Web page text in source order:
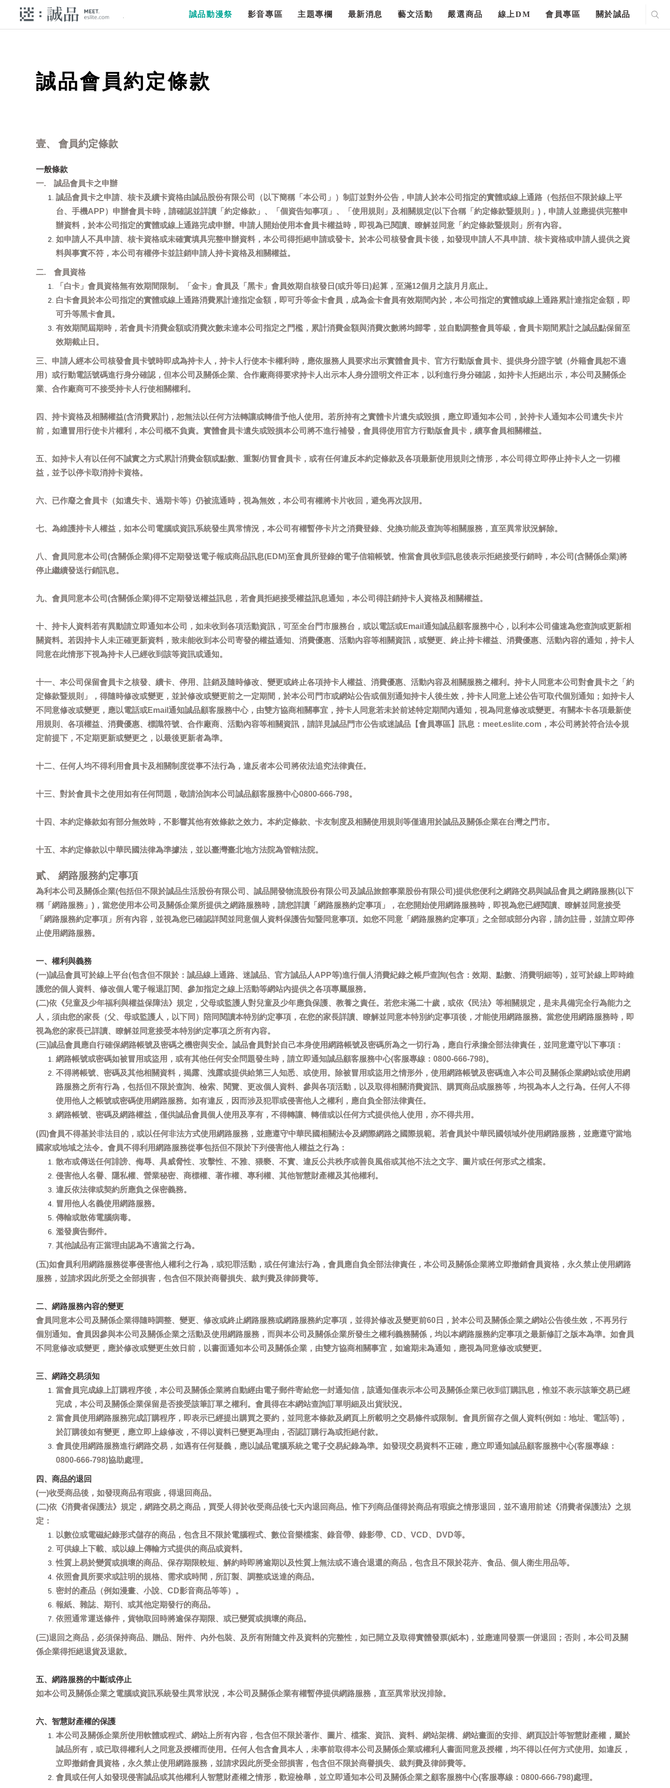
誠品動漫祭 影音專區 主題專欄 最新消息 藝文活動 嚴選商品 線上DM 會員專區 關於誠品
誠品會員約定條款
壹、 會員約定條款
一般條款
一. 誠品會員卡之申辦
誠品會員卡之申請、核卡及續卡資格由誠品股份有限公司（以下簡稱「本公司」）制訂並對外公告，申請人於本公司指定的實體或線上通路（包括但不限於線上平
台、手機APP）申辦會員卡時，請確認並詳讀「約定條款」、「個資告知事項」、「使用規則」及相關規定(以下合稱「約定條款暨規則」)，申請人並應提供完整申
辦資料，於本公司指定的實體或線上通路完成申辦。申請人開始使用本會員卡權益時，即視為已閱讀、瞭解並同意「約定條款暨規則」所有內容。
如申請人不具申請、核卡資格或未確實填具完整申辦資料，本公司得拒絕申請或發卡。於本公司核發會員卡後，如發現申請人不具申請、核卡資格或申請人提供之資
料與事實不符，本公司有權停卡並註銷申請人持卡資格及相關權益。
二. 會員資格
「白卡」會員資格無有效期間限制。「金卡」會員及「黑卡」會員效期自核發日(或升等日)起算，至滿12個月之該月月底止。
白卡會員於本公司指定的實體或線上通路消費累計達指定金額，即可升等金卡會員，成為金卡會員有效期間內於，本公司指定的實體或線上通路累計達指定金額，即
可升等黑卡會員。
有效期間屆期時，若會員卡消費金額或消費次數未達本公司指定之門檻，累計消費金額與消費次數將均歸零，並自動調整會員等級，會員卡期間累計之誠品點保留至
效期截止日。
三、申請人經本公司核發會員卡號時即成為持卡人，持卡人行使本卡權利時，應依服務人員要求出示實體會員卡、官方行動版會員卡、提供身分證字號（外籍會員恕不適
用）或行動電話號碼進行身分確認，但本公司及關係企業、合作廠商得要求持卡人出示本人身分證明文件正本，以利進行身分確認，如持卡人拒絕出示，本公司及關係企
業、合作廠商可不接受持卡人行使相關權利。
四、持卡資格及相關權益(含消費累計)，恕無法以任何方法轉讓或轉借予他人使用。若所持有之實體卡片遺失或毀損，應立即通知本公司，於持卡人通知本公司遺失卡片
前，如遭冒用行使卡片權利，本公司概不負責。實體會員卡遺失或毀損本公司將不進行補發，會員得使用官方行動版會員卡，續享會員相關權益。
五、如持卡人有以任何不誠實之方式累計消費金額或點數、重製/仿冒會員卡，或有任何違反本約定條款及各項最新使用規則之情形，本公司得立即停止持卡人之一切權
益，並予以停卡取消持卡資格。
六、已作廢之會員卡（如遺失卡、過期卡等）仍被流通時，視為無效，本公司有權將卡片收回，避免再次誤用。
七、為維護持卡人權益，如本公司電腦或資訊系統發生異常情況，本公司有權暫停卡片之消費登錄、兌換功能及查詢等相關服務，直至異常狀況解除。
八、會員同意本公司(含關係企業)得不定期發送電子報或商品訊息(EDM)至會員所登錄的電子信箱帳號。惟當會員收到訊息後表示拒絕接受行銷時，本公司(含關係企業)將
停止繼續發送行銷訊息。
九、會員同意本公司(含關係企業)得不定期發送權益訊息，若會員拒絕接受權益訊息通知，本公司得註銷持卡人資格及相關權益。
十、持卡人資料若有異動請立即通知本公司，如未收到各項活動資訊，可至全台門市服務台，或以電話或Email通知誠品顧客服務中心，以利本公司儘速為您查詢或更新相
關資料。若因持卡人未正確更新資料，致未能收到本公司寄發的權益通知、消費優惠、活動內容等相關資訊，或變更、終止持卡權益、消費優惠、活動內容的通知，持卡人
同意在此情形下視為持卡人已經收到該等資訊或通知。
十一、本公司保留會員卡之核發、續卡、停用、註銷及隨時修改、變更或終止各項持卡人權益、消費優惠、活動內容及相關服務之權利。持卡人同意本公司對會員卡之「約
定條款暨規則」，得隨時修改或變更，並於修改或變更前之一定期間，於本公司門市或網站公告或個別通知持卡人後生效，持卡人同意上述公告可取代個別通知；如持卡人
不同意修改或變更，應以電話或Email通知誠品顧客服務中心，由雙方協商相關事宜，持卡人同意若未於前述特定期間內通知，視為同意修改或變更。有關本卡各項最新使
用規則、各項權益、消費優惠、標識符號、合作廠商、活動內容等相關資訊，請詳見誠品門市公告或迷誠品【會員專區】訊息：meet.eslite.com，本公司將於符合法令規
定前提下，不定期更新或變更之，以最後更新者為準。
十二、任何人均不得利用會員卡及相關制度從事不法行為，違反者本公司將依法追究法律責任。
十三、對於會員卡之使用如有任何問題，敬請洽詢本公司誠品顧客服務中心0800-666-798。
十四、本約定條款如有部分無效時，不影響其他有效條款之效力。本約定條款、卡友制度及相關使用規則等僅適用於誠品及關係企業在台灣之門市。
十五、本約定條款以中華民國法律為準據法，並以臺灣臺北地方法院為管轄法院。
貳、 網路服務約定事項
為利本公司及關係企業(包括但不限於誠品生活股份有限公司、誠品開發物流股份有限公司及誠品旅館事業股份有限公司)提供您便利之網路交易與誠品會員之網路服務(以下
稱「網路服務」)，當您使用本公司及關係企業所提供之網路服務時，請您詳讀「網路服務約定事項」，在您開始使用網路服務時，即視為您已經閱讀、瞭解並同意接受
「網路服務約定事項」所有內容，並視為您已確認詳閱並同意個人資料保護告知暨同意事項。如您不同意「網路服務約定事項」之全部或部分內容，請勿註冊，並請立即停
止使用網路服務。
一、權利與義務
(一)誠品會員可於線上平台(包含但不限於：誠品線上通路、迷誠品、官方誠品人APP等)進行個人消費紀錄之帳戶查詢(包含：效期、點數、消費明細等)，並可於線上即時維
護您的個人資料、修改個人電子報退訂閱、參加指定之線上活動等網站內提供之各項專屬服務。
(二)依《兒童及少年福利與權益保障法》規定，父母或監護人對兒童及少年應負保護、教養之責任。若您未滿二十歲，或依《民法》等相關規定，是未具備完全行為能力之
人，須由您的家長（父、母或監護人，以下同）陪同閱讀本特別約定事項，在您的家長詳讀、瞭解並同意本特別約定事項後，才能使用網路服務。當您使用網路服務時，即
視為您的家長已詳讀、瞭解並同意接受本特別約定事項之所有內容。
(三)誠品會員應自行確保網路帳號及密碼之機密與安全。誠品會員對於自己本身使用網路帳號及密碼所為之一切行為，應自行承擔全部法律責任，並同意遵守以下事項：
網路帳號或密碼如被冒用或盜用，或有其他任何安全問題發生時，請立即通知誠品顧客服務中心(客服專線：0800-666-798)。
不得將帳號、密碼及其他相關資料，揭露、洩露或提供給第三人知悉、或使用。除被冒用或盜用之情形外，使用網路帳號及密碼進入本公司及關係企業網站或使用網
路服務之所有行為，包括但不限於查詢、檢索、閱覽、更改個人資料、參與各項活動，以及取得相關消費資訊、購買商品或服務等，均視為本人之行為。任何人不得
使用他人之帳號或密碼使用網路服務。如有違反，因而涉及犯罪或侵害他人之權利，應自負全部法律責任。
網路帳號、密碼及網路權益，僅供誠品會員個人使用及享有，不得轉讓、轉借或以任何方式提供他人使用，亦不得共用。
(四)會員不得基於非法目的，或以任何非法方式使用網路服務，並應遵守中華民國相關法令及網際網路之國際規範。若會員於中華民國領域外使用網路服務，並應遵守當地
國家或地域之法令。會員不得利用網路服務從事包括但不限於下列侵害他人權益之行為：
散布或傳送任何誹謗、侮辱、具威脅性、攻擊性、不雅、猥褻、不實、違反公共秩序或善良風俗或其他不法之文字、圖片或任何形式之檔案。
侵害他人名譽、隱私權、營業秘密、商標權、著作權、專利權、其他智慧財產權及其他權利。
違反依法律或契約所應負之保密義務。
冒用他人名義使用網路服務。
傳輸或散佈電腦病毒。
濫發廣告郵件。
其他誠品有正當理由認為不適當之行為。
(五)如會員利用網路服務從事侵害他人權利之行為，或犯罪活動，或任何違法行為，會員應自負全部法律責任，本公司及關係企業將立即撤銷會員資格，永久禁止使用網路
服務，並請求因此所受之全部損害，包含但不限於商譽損失、裁判費及律師費等。
二、網路服務內容的變更
會員同意本公司及關係企業得隨時調整、變更、修改或終止網路服務或網路服務約定事項，並得於修改及變更前60日，於本公司及關係企業之網站公告後生效，不再另行
個別通知。會員因參與本公司及關係企業之活動及使用網路服務，而與本公司及關係企業所發生之權利義務關係，均以本網路服務約定事項之最新修訂之版本為準。如會員
不同意修改或變更，應於修改或變更生效日前，以書面通知本公司及關係企業，由雙方協商相關事宜，如逾期未為通知，應視為同意修改或變更。
三、網路交易須知
當會員完成線上訂購程序後，本公司及關係企業將自動經由電子郵件寄給您一封通知信，該通知僅表示本公司及關係企業已收到訂購訊息，惟並不表示該筆交易已經
完成，本公司及關係企業保留是否接受該筆訂單之權利。會員得在本網站查詢訂單明細及出貨狀況。
當會員使用網路服務完成訂購程序，即表示已經提出購買之要約，並同意本條款及網頁上所載明之交易條件或限制。會員所留存之個人資料(例如：地址、電話等)，
於訂購後如有變更，應立即上線修改，不得以資料已變更為理由，否認訂購行為或拒絕付款。
會員使用網路服務進行網路交易，如遇有任何疑義，應以誠品電腦系統之電子交易紀錄為準。如發現交易資料不正確，應立即通知誠品顧客服務中心(客服專線：
0800-666-798)協助處理。
四、商品的退回
(一)收受商品後，如發現商品有瑕疵，得退回商品。
(二)依《消費者保護法》規定，網路交易之商品，買受人得於收受商品後七天內退回商品。惟下列商品僅得於商品有瑕疵之情形退回，並不適用前述《消費者保護法》之規
定：
以數位或電磁紀錄形式儲存的商品，包含且不限於電腦程式、數位音樂檔案、錄音帶、錄影帶、CD、VCD、DVD等。
可供線上下載、或以線上傳輸方式提供的商品或資料。
性質上易於變質或損壞的商品、保存期限較短、解約時即將逾期以及性質上無法或不適合退還的商品，包含且不限於花卉、食品、個人衛生用品等。
依照會員所要求或註明的規格、需求或時間，所訂製、調整或送達的商品。
密封的產品（例如漫畫、小說、CD影音商品等等）。
報紙、雜誌、期刊、或其他定期發行的商品。
依照通常運送條件，貨物取回時將逾保存期限、或已變質或損壞的商品。
(三)退回之商品，必須保持商品、贈品、附件、內外包裝、及所有附隨文件及資料的完整性，如已開立及取得實體發票(紙本)，並應連同發票一併退回；否則，本公司及關
係企業得拒絕退貨及退款。
五、網路服務的中斷或停止
如本公司及關係企業之電腦或資訊系統發生異常狀況，本公司及關係企業有權暫停提供網路服務，直至異常狀況排除。
六、智慧財產權的保護
本公司及關係企業所使用軟體或程式、網站上所有內容，包含但不限於著作、圖片、檔案、資訊、資料、網站架構、網站畫面的安排、網頁設計等智慧財產權，屬於
誠品所有，或已取得權利人之同意及授權而使用。任何人包含會員本人，未事前取得本公司及關係企業或權利人書面同意及授權，均不得以任何方式使用。如違反，
立即撤銷會員資格，永久禁止使用網路服務，並請求因此所受全部損害，包含但不限於商譽損失、裁判費及律師費等。
會員或任何人如發現侵害誠品或其他權利人智慧財產權之情形，歡迎檢舉，並立即通知本公司及關係企業之顧客服務中心(客服專線：0800-666-798)處理。